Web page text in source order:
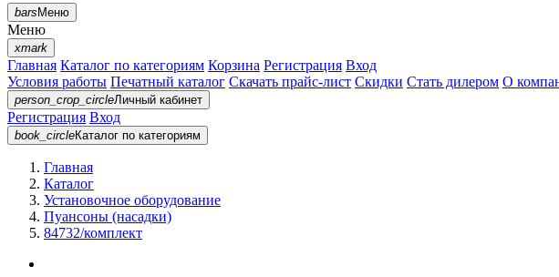
barsМеню
Меню
xmark
Главная Каталог по категориям Корзина Регистрация Вход
Условия работы Печатный каталог Скачать прайс-лист Скидки Стать дилером О
person_crop_circleЛичный кабинет
Регистрация Вход
book_circleКаталог по категориям
Главная
Каталог
Установочное оборудование
Пуансоны (насадки)
84732/комплект